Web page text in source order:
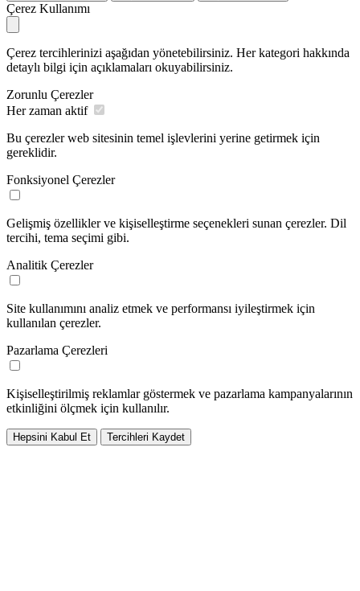
Çerez Kullanımı
Çerez tercihlerinizi aşağıdan yönetebilirsiniz. Her kategori hakkında
detaylı bilgi için açıklamaları okuyabilirsiniz.
Zorunlu Çerezler
Her zaman aktif
Bu çerezler web sitesinin temel işlevlerini yerine getirmek için
gereklidir.
Fonksiyonel Çerezler
Gelişmiş özellikler ve kişiselleştirme seçenekleri sunan çerezler. Dil
tercihi, tema seçimi gibi.
Analitik Çerezler
Site kullanımını analiz etmek ve performansı iyileştirmek için
kullanılan çerezler.
Pazarlama Çerezleri
Kişiselleştirilmiş reklamlar göstermek ve pazarlama kampanyalarının
etkinliğini ölçmek için kullanılır.
Hepsini Kabul Et Tercihleri Kaydet